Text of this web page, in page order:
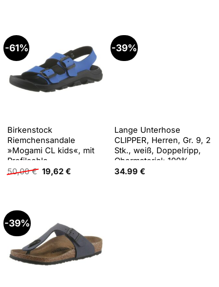
Unterhose, aus weichem
Single Jersey
-61%
Birkenstock
Riemchensandale
»Mogami CL kids«, mit
Profilsohle
50,00€ Ursprünglicher
Preis
19,62 €Aktueller
-39%
Lange Unterhose
CLIPPER, Herren, Gr. 9, 2
Stk., weiß, Doppelripp,
Obermaterial: 100%
Baumwolle, unifarben,
34.99 €
-39%